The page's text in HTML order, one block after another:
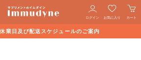
ログイン お気に入り カート
休業日及び配送スケジュールのご案内